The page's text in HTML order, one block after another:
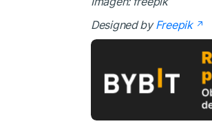
Designed byFreepik